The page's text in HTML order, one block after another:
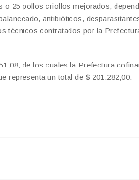
25 pollos criollos mejorados,
antibióticos,
técnicos contratados por la
de los cuales la Prefectura
representa un total de $ 201.282,00.